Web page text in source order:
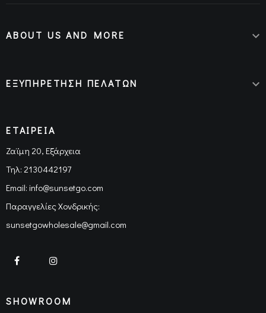
ABOUT US AND MORE 
ΕΞΥΠΗΡΕΤΗΣΗ ΠΕΛΑΤΩΝ 
ΕΤΑΙΡΕΙΑ
Ζαϊμη 20, Εξάρχεια
Τηλ: 2130442197
Email: info@sunsetgo.com
Παραγγελίες Χονδρικής:
sunsetgowholesale@gmail.com
SHOWROOM